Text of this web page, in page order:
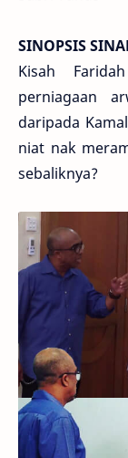
SINOPSIS
Kisah
perniagaan
daripada
niat nak
sebaliknya?